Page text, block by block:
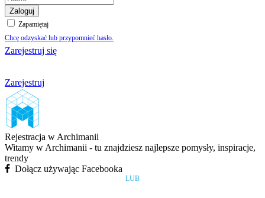
Zaloguj
Zapamiętaj
Chcę odzyskać lub przypomnieć hasło.
Zarejestruj się
Zarejestruj
Rejestracja w Archimanii
Witamy w Archimanii - tu znajdziesz najlepsze pomysły, inspiracje,
trendy
Dołącz używając Facebooka
LUB